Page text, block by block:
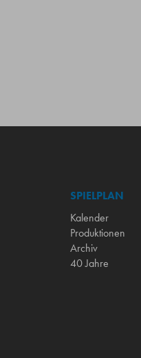
SPIELPLAN
Kalender
Produktionen
Archiv
40 Jahre